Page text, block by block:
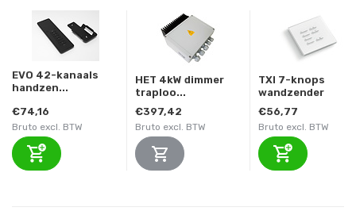
EVO 42-kanaals
handzen...
€74,16
Bruto excl. BTW
HET 4kW dimmer
traploo...
€397,42
Bruto excl. BTW
TXI 7-knops
wandzender
€56,77
Bruto excl. BTW